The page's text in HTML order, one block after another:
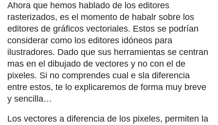
Ahora que hemos hablado de los editores
rasterizados, es el momento de habalr sobre los
editores de gráficos vectoriales. Estos se podrían
considerar como los editores idóneos para
ilustradores. Dado que sus herramientas se centran
mas en el dibujado de vectores y no con el de
pixeles. Si no comprendes cual e sla diferencia
entre estos, te lo explicaremos de forma muy breve
y sencilla…
Los vectores a diferencia de los pixeles, permiten la